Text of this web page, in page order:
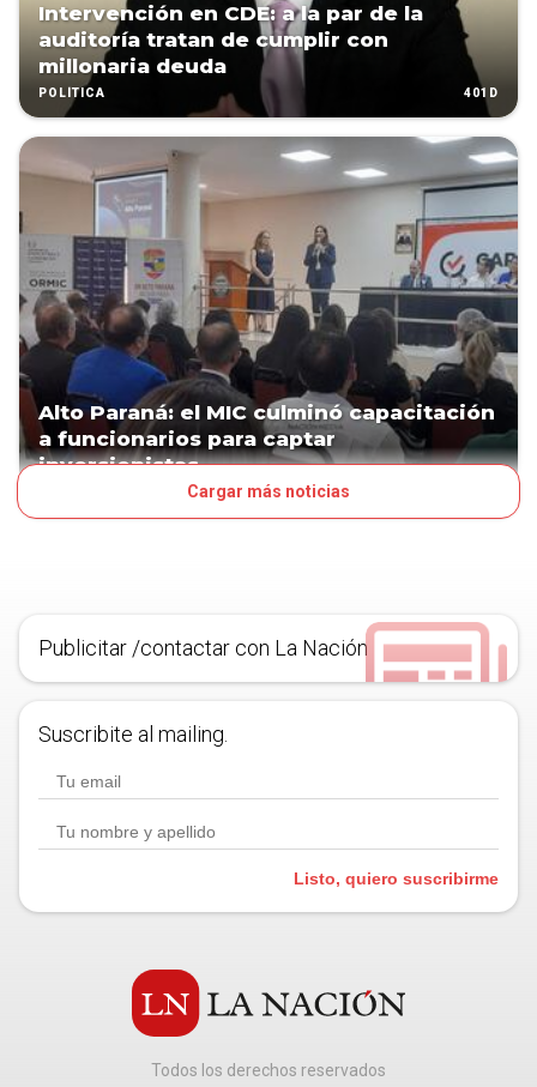
Intervención en CDE: a la par de la
auditoría tratan de cumplir con
millonaria deuda
POLÍTICA 401D
Alto Paraná: el MIC culminó capacitación
a funcionarios para captar
inversionistas
Cargar más noticias
Publicitar /contactar con La Nación
Suscribite al mailing.
Listo, quiero suscribirme
Todos los derechos reservados